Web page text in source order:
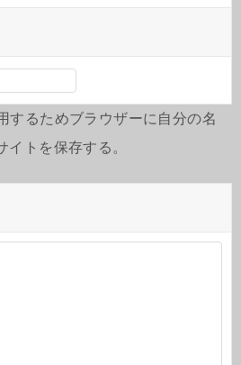
するためブラウザーに自分の名
トを保存する。